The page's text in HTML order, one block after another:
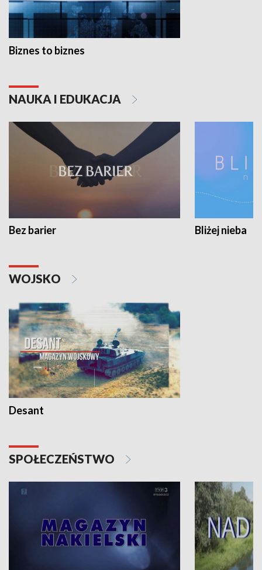
Biznes to biznes
NAUKA I EDUKACJA
Bez barier Bliżej nieba
WOJSKO
Desant
SPOŁECZEŃSTWO